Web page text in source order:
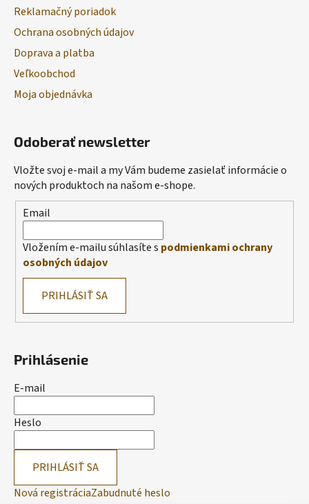
Reklamačný poriadok
Ochrana osobných údajov
Doprava a platba
Veľkoobchod
Moja objednávka
Odoberať newsletter
Vložte svoj e-mail a my Vám budeme zasielať informácie o
nových produktoch na našom e-shope.
Email
Vložením e-mailu súhlasíte s podmienkami ochrany
osobných údajov
PRIHLÁSIŤ SA
Prihlásenie
E-mail
Heslo
PRIHLÁSIŤ SA
Nová registráciaZabudnuté heslo